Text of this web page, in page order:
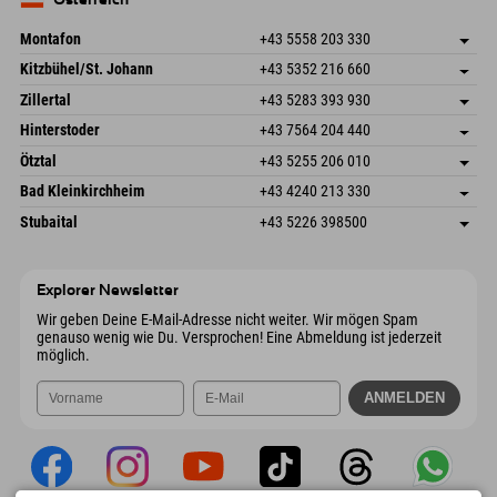
Montafon +43 5558 203 330
Dorfstr. 127b
6793 Gaschurn/Montafon
Österreich
Adresse speichern
Buchen
Kitzbühel/St. Johann +43 5352 216 660
Speckbacherstraße 87
6380 St. Johann in Tirol
Österreich
Adresse speichern
Anreiseinfos
Buchen
Zillertal +43 5283 393 930
Schmiedau 2
Österreich
Adresse speichern
Buchen
Hinterstoder +43 7564 204 440
Freizeitpark 10
4573 Hinterstoder
Österreich
Adresse speichern
Anreiseinfos
Buchen
Ötztal +43 5255 206 010
Gscheat 14
Österreich
Adresse speichern
Buchen
Bad Kleinkirchheim +43 4240 213 330
Dorfstraße 24
9546 Bad Kleinkirchheim
Adresse speichern
Anreiseinfos
Stubaital +43 5226 398500
Explorer Newsletter
Wir geben Deine E-Mail-Adresse nicht weiter. Wir mögen Spam
genauso wenig wie Du. Versprochen! Eine Abmeldung ist jederzeit
möglich.